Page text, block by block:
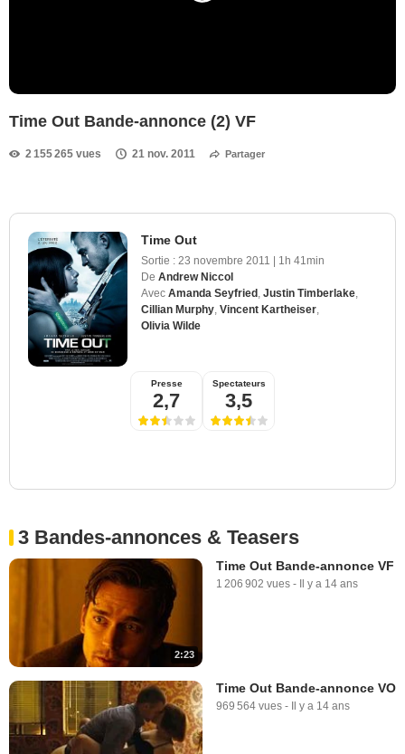
Time Out Bande-annonce (2) VF
2 155 265 vues 21 nov. 2011 Partager
Time Out
Sortie : 23 novembre 2011 | 1h 41min
De Andrew Niccol
Avec Amanda Seyfried Justin Timberlake
Cillian Murphy Vincent Kartheiser
Olivia Wilde
Presse
2,7
Spectateurs
3,5
3 Bandes-annonces & Teasers
2:23
Time Out Bande-annonce VF
1 206 902 vues - Il y a 14 ans
Time Out Bande-annonce VO
969 564 vues - Il y a 14 ans